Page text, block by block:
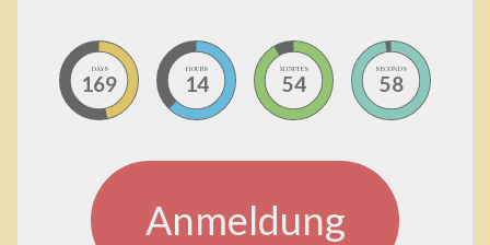
DAYS
169
HOURS
14
MINUTES
54
SECONDS
58
Anmeldung